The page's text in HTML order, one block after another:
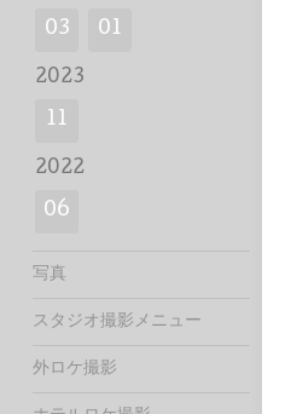
03 01
2023
11
2022
06
写真
スタジオ撮影メニュー
外ロケ撮影